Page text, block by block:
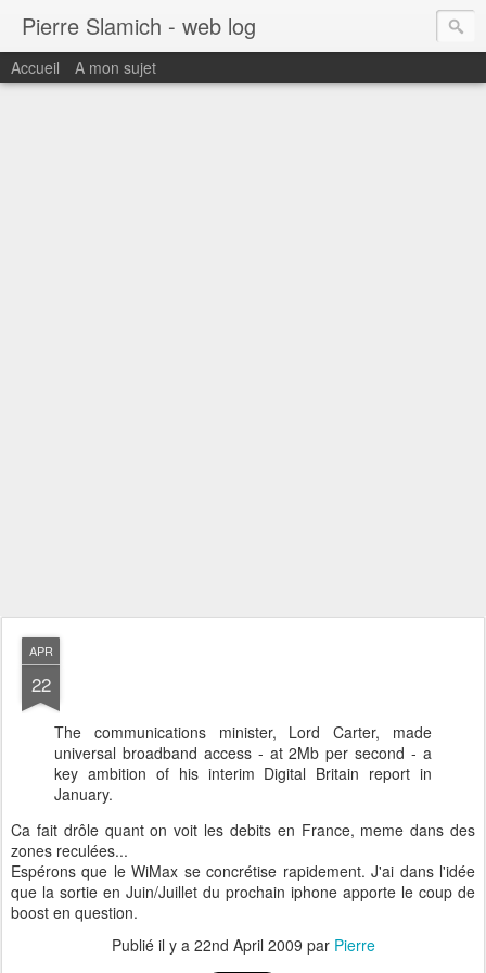
Pierre Slamich - web log
Accueil A mon sujet
APR
22
The communications minister, Lord Carter, made
universal broadband access - at 2Mb per second - a
key ambition of his interim Digital Britain report in
January.
Ca fait drôle quant on voit les debits en France, meme dans des
zones reculées...
Espérons que le WiMax se concrétise rapidement. J'ai dans l'idée
que la sortie en Juin/Juillet du prochain iphone apporte le coup de
boost en question.
Publié il y a 22nd April 2009 par Pierre